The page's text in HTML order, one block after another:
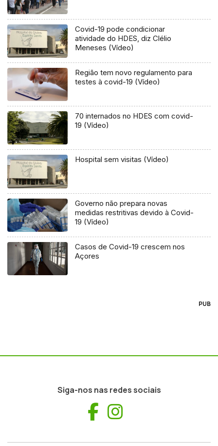
Covid-19 pode condicionar
atividade do HDES, diz Clélio
Meneses (Vídeo)
Região tem novo regulamento para
testes à covid-19 (Vídeo)
70 internados no HDES com covid-
19 (Vídeo)
Hospital sem visitas (Vídeo)
Governo não prepara novas
medidas restritivas devido à Covid-
19 (Vídeo)
Casos de Covid-19 crescem nos
Açores
PUB
Siga-nos nas redes sociais
Facebook